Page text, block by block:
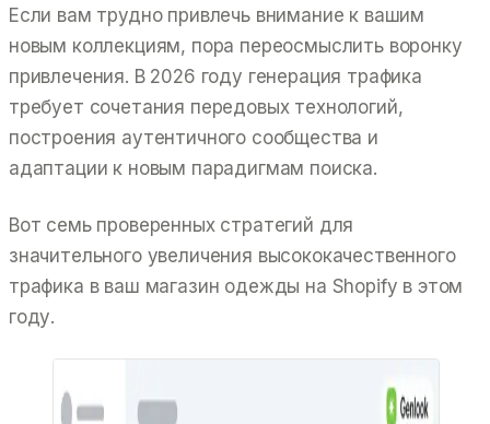
Если вам трудно привлечь внимание к вашим
новым коллекциям, пора переосмыслить воронку
привлечения. В 2026 году генерация трафика
требует сочетания передовых технологий,
построения аутентичного сообщества и
адаптации к новым парадигмам поиска.
Вот семь проверенных стратегий для
значительного увеличения высококачественного
трафика в ваш магазин одежды на Shopify в этом
году.